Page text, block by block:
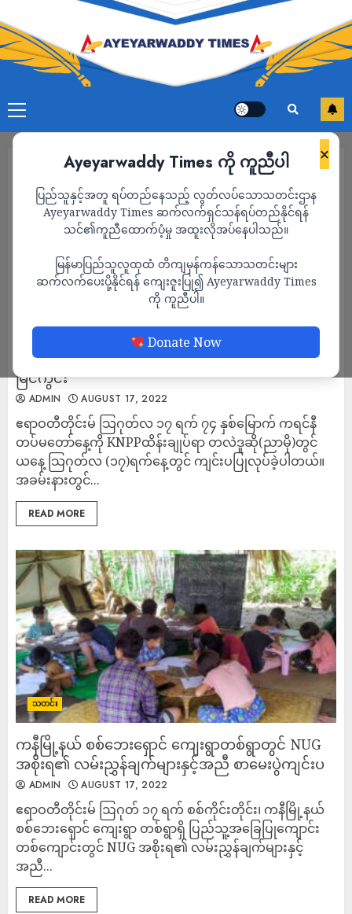
×
Ayeyarwaddy Times ကို ကူညီပါ
ပြည်သူနှင့်အတူ ရပ်တည်နေသည့် လွတ်လပ်သောသတင်းဌာန
Ayeyarwaddy Times ဆက်လက်ရှင်သန်ရပ်တည်နိုင်ရန်
သင်၏ကူညီထောက်ပံ့မှု အထူးလိုအပ်နေပါသည်။
မြန်မာပြည်သူလူထုထံ တိကျမှန်ကန်သောသတင်းများ
ဆက်လက်ပေးပို့နိုင်ရန် ကျေးဇူးပြု၍ Ayeyarwaddy Times
ကို ကူညီပါ။
Donate Now
၇၄ နှစ်မြောက် ကရင်နီတပ်မတော်နေ့ အခမ်းအနား
မြင်ကွင်း
ADMIN AUGUST 17, 2022
ဧရာဝတီတိုင်းမ် သြဂုတ်လ ၁၇ ရက် ၇၄ နှစ်​မြောက် ကရင်နီ
တပ်မတော်နေ့ကို KNPPထိန်းချုပ်ရာ တလဲဒူဆို(ညာမို)တွင်
ယနေ့ သြဂုတ်လ (၁၇)ရက်နေ့တွင် ကျင်းပပြုလုပ်ခဲ့ပါတယ်။
အခမ်းနားတွင်...
READ MORE
သတင်း
ကနီမြို့နယ် စစ်ဘေးရှောင် ကျေးရွာတစ်ရွာတွင် NUG
အစိုးရ၏ လမ်းညွှန်ချက်များနှင့်အညီ စာမေးပွဲကျင်းပ
ADMIN AUGUST 17, 2022
ဧရာဝတီတိုင်းမ် ဩဂုတ် ၁၇ ရက် စစ်ကိုင်းတိုင်း၊ ကနီမြို့နယ်
စစ်ဘေးရှောင် ကျေးရွာ တစ်ရွာရှိ ပြည်သူ့အခြေပြုကျောင်း
တစ်ကျောင်းတွင် NUG အစိုးရ၏ လမ်းညွှန်ချက်များနှင့်
အညီ...
READ MORE